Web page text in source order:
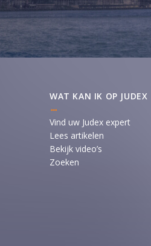
WAT KAN IK OP JUDEX
Vind uw Judex expert
Lees artikelen
Bekijk video’s
Zoeken